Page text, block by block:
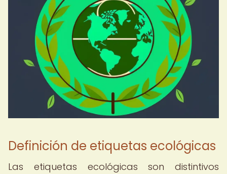
Definición de etiquetas ecológicas
Las etiquetas ecológicas son distintivos